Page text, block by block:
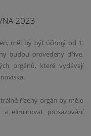
2023
měl by být účinný od 1.
budou provedeny dříve.
orgánů, které vydávají
řízený orgán by mělo
a eliminovat prosazování